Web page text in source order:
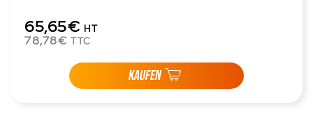
65,65€ HT
78,78€ TTC
KAUFEN